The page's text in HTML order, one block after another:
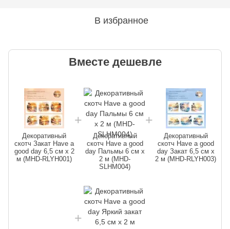
В избранное
Вместе дешевле
Декоративный
скотч Закат Have a
good day 6,5 см x 2
м (MHD-RLYH001)
Декоративный
скотч Have a good
day Пальмы 6 см x
2 м (MHD-
SLHM004)
Декоративный
скотч Have a good
day Закат 6,5 см x
2 м (MHD-RLYH003)